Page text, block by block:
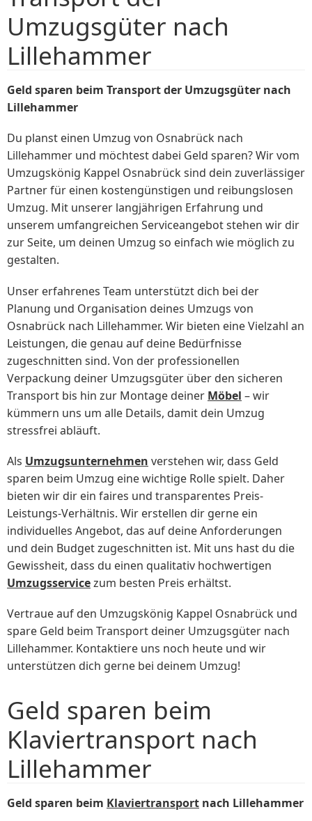
Umzugsgüter nach
Lillehammer
Geld sparen beim Transport der Umzugsgüter nach
Lillehammer
Du planst einen Umzug von Osnabrück nach
Lillehammer und möchtest dabei Geld sparen? Wir vom
Umzugskönig Kappel Osnabrück sind dein zuverlässiger
Partner für einen kostengünstigen und reibungslosen
Umzug. Mit unserer langjährigen Erfahrung und
unserem umfangreichen Serviceangebot stehen wir dir
zur Seite, um deinen Umzug so einfach wie möglich zu
gestalten.
Unser erfahrenes Team unterstützt dich bei der
Planung und Organisation deines Umzugs von
Osnabrück nach Lillehammer. Wir bieten eine Vielzahl an
Leistungen, die genau auf deine Bedürfnisse
zugeschnitten sind. Von der professionellen
Verpackung deiner Umzugsgüter über den sicheren
Transport bis hin zur Montage deiner Möbel – wir
kümmern uns um alle Details, damit dein Umzug
stressfrei abläuft.
Als Umzugsunternehmen verstehen wir, dass Geld
sparen beim Umzug eine wichtige Rolle spielt. Daher
bieten wir dir ein faires und transparentes Preis-
Leistungs-Verhältnis. Wir erstellen dir gerne ein
individuelles Angebot, das auf deine Anforderungen
und dein Budget zugeschnitten ist. Mit uns hast du die
Gewissheit, dass du einen qualitativ hochwertigen
Umzugsservicezum besten Preis erhältst.
Vertraue auf den Umzugskönig Kappel Osnabrück und
spare Geld beim Transport deiner Umzugsgüter nach
Lillehammer. Kontaktiere uns noch heute und wir
unterstützen dich gerne bei deinem Umzug!
Geld sparen beim
Klaviertransport nach
Lillehammer
Geld sparen beim Klaviertransport nach Lillehammer